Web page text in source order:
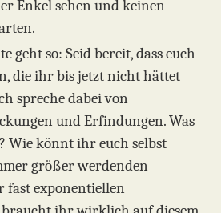
Enkel sehen und keinen
geht so: Seid bereit, dass euch
die ihr bis jetzt nicht hättet
spreche dabei von
und Erfindungen. Was
Wie könnt ihr euch selbst
größer werdenden
fast exponentiellen